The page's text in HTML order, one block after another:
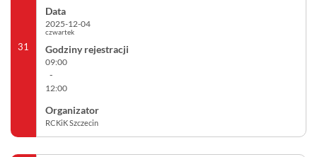
31
2025-12-04
czwartek
09:00
-
12:00
RCKiK Szczecin